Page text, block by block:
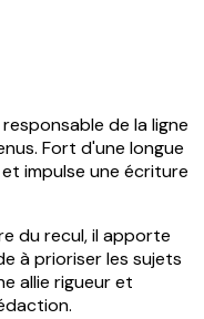
de la ligne
Fort d'une longue
impulse une écriture
du recul, il apporte
à prioriser les sujets
allie rigueur et